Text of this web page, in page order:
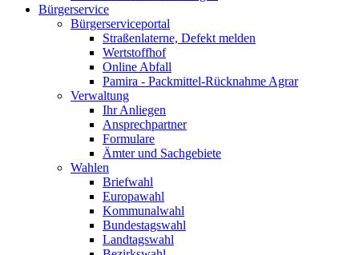
Bürgerservice
Bürgerserviceportal
Straßenlaterne, Defekt melden
Wertstoffhof
Online Abfall
Pamira - Packmittel-Rücknahme Agrar
Verwaltung
Ihr Anliegen
Ansprechpartner
Formulare
Ämter und Sachgebiete
Wahlen
Briefwahl
Europawahl
Kommunalwahl
Bundestagswahl
Landtagswahl